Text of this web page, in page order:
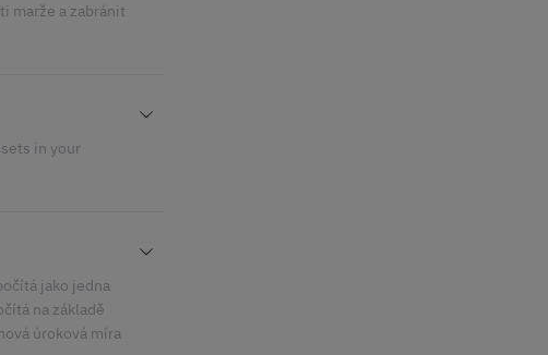
marže a zabránit
in your
jako jedna
na základě
úroková míra